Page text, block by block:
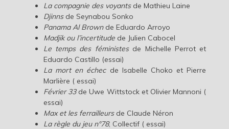
La compagnie des voyantsde Mathieu Laine
Djinnsde Seynabou Sonko
Panama Al Brown de Eduardo Arroyo
Madjik ou l’incertitudede Julien Cabocel
Le temps des féministesde Michelle Perrot et
Eduardo Castillo (essai)
La mort en échecde Isabelle Choko et Pierre
Marlière ( essai)
Février 33de Uwe Wittstock et Olivier Mannoni (
essai)
Max et les ferrailleursde Claude Néron
La règle du jeu n°78, Collectif ( essai)